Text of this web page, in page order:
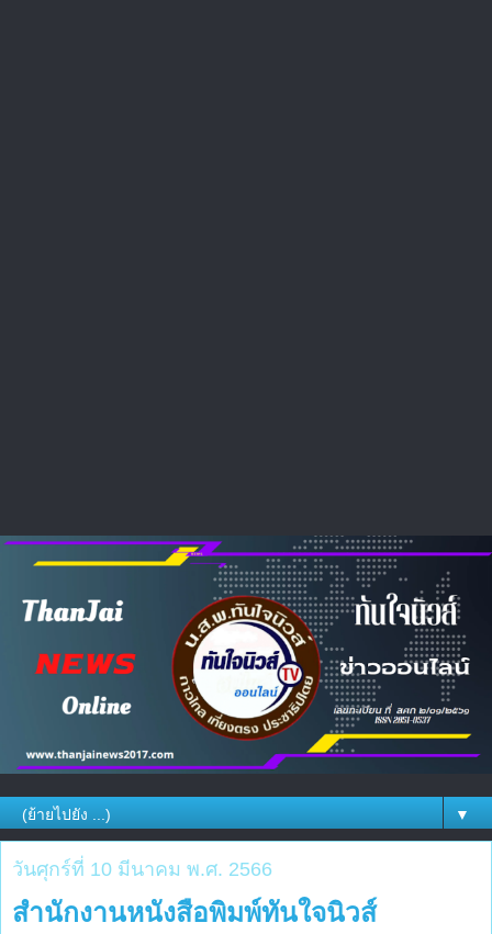
▼
วันศุกร์ที่ 10 มีนาคม พ.ศ. 2566
สำนักงานหนังสือพิมพ์ทันใจนิวส์